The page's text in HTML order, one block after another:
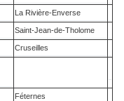
La Rivière-Enverse
Saint-Jean-de-Tholome
Cruseilles
Féternes